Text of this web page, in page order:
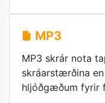
MP3
MP3 skrár nota
skráarstærðina
hljóðgæðum fyrir